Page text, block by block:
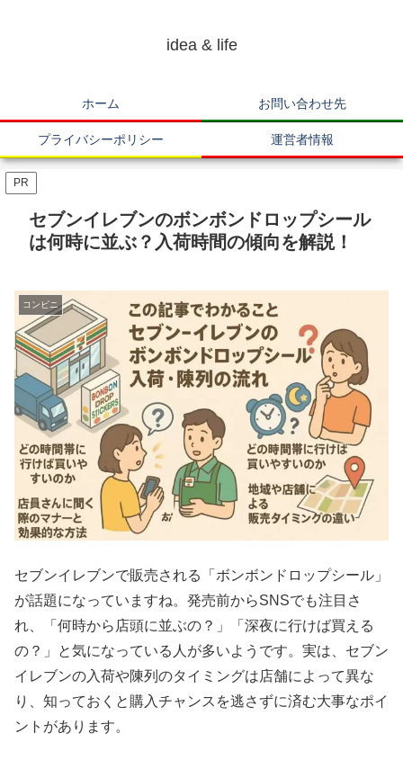
idea & life
ホーム お問い合わせ先
プライバシーポリシー 運営者情報
PR
セブンイレブンのボンボンドロップシール
は何時に並ぶ？入荷時間の傾向を解説！
コンビニ
セブンイレブンで販売される「ボンボンドロップシール」
が話題になっていますね。発売前からSNSでも注目さ
れ、「何時から店頭に並ぶの？」「深夜に行けば買える
の？」と気になっている人が多いようです。実は、セブン
イレブンの入荷や陳列のタイミングは店舗によって異な
り、知っておくと購入チャンスを逃さずに済む大事なポイ
ントがあります。